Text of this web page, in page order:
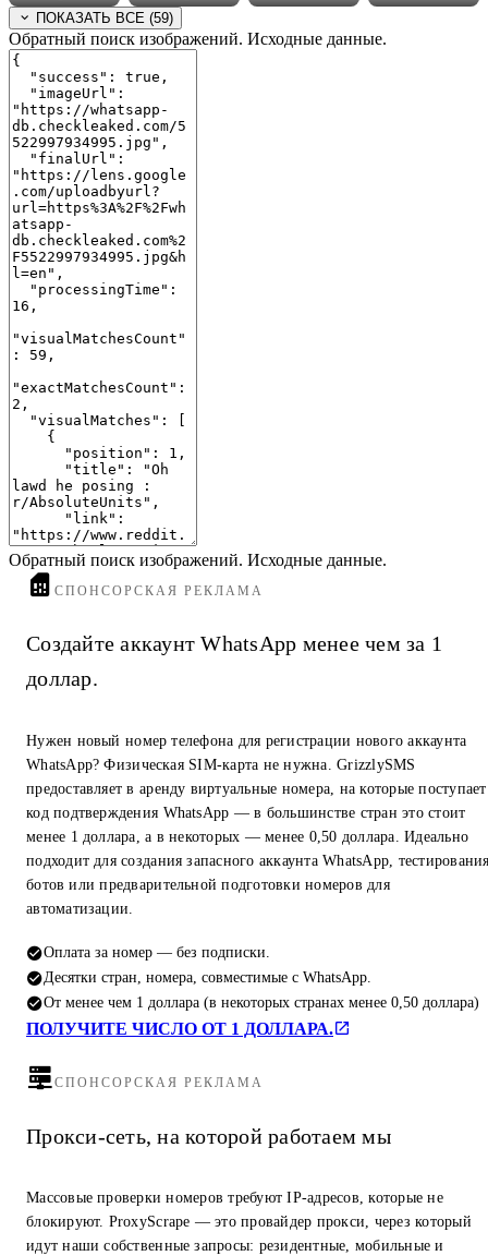
ПОКАЗАТЬ ВСЕ (59)
Обратный поиск изображений. Исходные данные.
Обратный поиск изображений. Исходные данные.
СПОНСОРСКАЯ РЕКЛАМА
Создайте аккаунт WhatsApp менее чем за 1
доллар.
Нужен новый номер телефона для регистрации нового аккаунта
WhatsApp? Физическая SIM-карта не нужна. GrizzlySMS
предоставляет в аренду виртуальные номера, на которые поступает
код подтверждения WhatsApp — в большинстве стран это стоит
менее 1 доллара, а в некоторых — менее 0,50 доллара. Идеально
подходит для создания запасного аккаунта WhatsApp,
ботов или предварительной подготовки номеров для
автоматизации.
Оплата за номер — без подписки.
Десятки стран, номера, совместимые с WhatsApp.
От менее чем 1 доллара (в некоторых странах менее 0,50 доллара)
ПОЛУЧИТЕ ЧИСЛО ОТ 1 ДОЛЛАРА.
СПОНСОРСКАЯ РЕКЛАМА
Прокси-сеть, на которой работаем мы
Массовые проверки номеров требуют IP-адресов, которые не
блокируют. ProxyScrape — это провайдер прокси, через который
идут наши собственные запросы: резидентные, мобильные и